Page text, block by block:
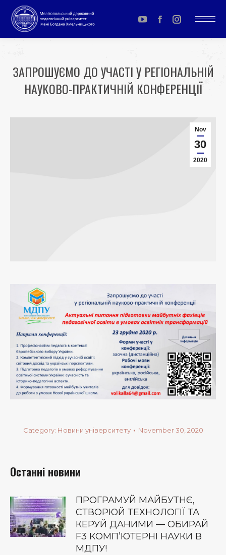
YouTube
page
in
new
Facebook
page
in
new
Instagram
page
in
new
ЗАПРОШУЄМО ДО УЧАСТІ У РЕГІОНАЛЬНІЙ
НАУКОВО-ПРАКТИЧНІЙ КОНФЕРЕНЦІЇ
Nov
30
2020
Category: Новини університету November 30, 2020
Останні новини
ПРОГРАМУЙ МАЙБУТНЄ,
СТВОРЮЙ ТЕХНОЛОГІЇ ТА
КЕРУЙ ДАНИМИ — ОБИРАЙ
F3 КОМП’ЮТЕРНІ НАУКИ В
МДПУ!